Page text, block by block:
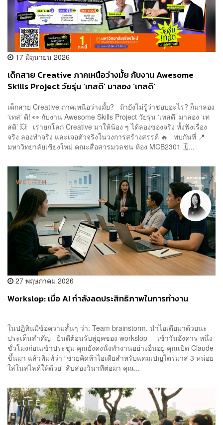
17 มิถุนายน 2026
เด็กสาย Creative ภาคเหนือว่างมั้ย กับงาน Awesome
Skills Project วัยรุ่น ‘เทสดี’ มาลอง ‘เทสดิ’
เด็กสาย Creative ภาคเหนือว่างมั้ย? ถ้ายังไม่รู้ว่าชอบอะไร? ก็มาลอง
'เทส' ดิ! 👀 กับงาน Awesome Skills Project วัยรุ่น ‘เทสดี’ มาลอง ‘เท
สดิ’ 💥 เรายกโลก Creative มาให้น้อง ๆ ได้ลองของจริง ทั้งฟังเรื่อง
จริง ลองทำจริง และเจอตัวจริงในวงการสร้างสรรค์ 🔥 พบกันที่ 📍
มหาวิทยาลัยเชียงใหม่ คณะสื่อสารมวลชน ห้อง MCB2301 🗓️...
27 พฤษภาคม 2026
Workslop: เมื่อ AI กำลังลดประสิทธิภาพในการทำงาน
ในปฏิทินมีข้อความสั้นๆ ว่า: Team brainstorm. นำไอเดียมาด้วยนะ
ประเด็นสำคัญ ยินดีต้อนรับสู่ยุคของ workslop เช้าวันอังคาร หนึ่ง
ชั่วโมงก่อนเข้าประชุม คุณยังคงนั่งทำงานอย่างอื่นอยู่ คุณเปิด Claude
ขึ้นมา แล้วพิมพ์ว่า “ช่วยคิดห้าไอเดียสำหรับแคมเปญไตรมาส 3 หน่อย
ใส่ในสไลด์ให้ด้วย” สิบสองวินาทีต่อมา คุณ...